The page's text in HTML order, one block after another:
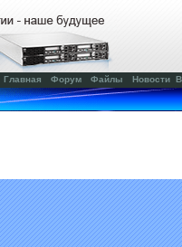
Главная Форум Файлы Новости